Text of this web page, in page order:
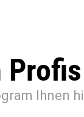
Ihnen